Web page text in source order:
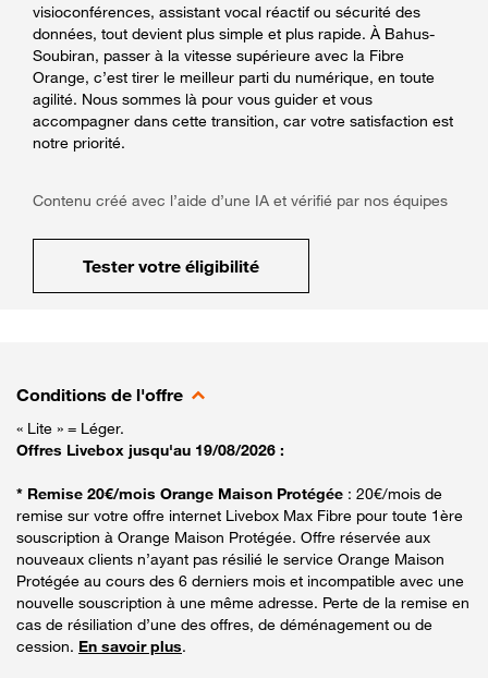
visioconférences, assistant vocal réactif ou sécurité des
données, tout devient plus simple et plus rapide. À Bahus-
Soubiran, passer à la vitesse supérieure avec la Fibre
Orange, c’est tirer le meilleur parti du numérique, en toute
agilité. Nous sommes là pour vous guider et vous
accompagner dans cette transition, car votre satisfaction est
notre priorité.
Contenu créé avec l’aide d’une IA et vérifié par nos équipes
Tester votre éligibilité
Conditions de l'offre
« Lite » = Léger.
Offres Livebox jusqu'au 19/08/2026 :
* Remise 20€/mois Orange Maison Protégée : 20€/mois de
remise sur votre offre internet Livebox Max Fibre pour toute 1ère
souscription à Orange Maison Protégée. Offre réservée aux
nouveaux clients n’ayant pas résilié le service Orange Maison
Protégée au cours des 6 derniers mois et incompatible avec une
nouvelle souscription à une même adresse. Perte de la remise en
cas de résiliation d’une des offres, de déménagement ou de
cession. En savoir plus.